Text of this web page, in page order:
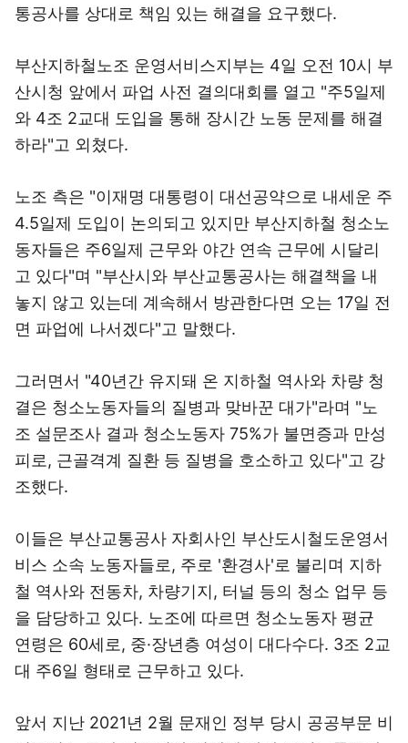
통공사를 상대로 책임 있는 해결을 요구했다.
부산지하철노조 운영서비스지부는 4일 오전 10시 부
산시청 앞에서 파업 사전 결의대회를 열고 "주5일제
와 4조 2교대 도입을 통해 장시간 노동 문제를 해결
하라"고 외쳤다.
노조 측은 "이재명 대통령이 대선공약으로 내세운 주
4.5일제 도입이 논의되고 있지만 부산지하철 청소노
동자들은 주6일제 근무와 야간 연속 근무에 시달리
고 있다"며 "부산시와 부산교통공사는 해결책을 내
놓지 않고 있는데 계속해서 방관한다면 오는 17일 전
면 파업에 나서겠다"고 말했다.
그러면서 "40년간 유지돼 온 지하철 역사와 차량 청
결은 청소노동자들의 질병과 맞바꾼 대가"라며 "노
조 설문조사 결과 청소노동자 75%가 불면증과 만성
피로, 근골격계 질환 등 질병을 호소하고 있다"고 강
조했다.
이들은 부산교통공사 자회사인 부산도시철도운영서
비스 소속 노동자들로, 주로 '환경사'로 불리며 지하
철 역사와 전동차, 차량기지, 터널 등의 청소 업무 등
을 담당하고 있다. 노조에 따르면 청소노동자 평균
연령은 60세로, 중·장년층 여성이 대다수다. 3조 2교
대 주6일 형태로 근무하고 있다.
앞서 지난 2021년 2월 문재인 정부 당시 공공부문 비